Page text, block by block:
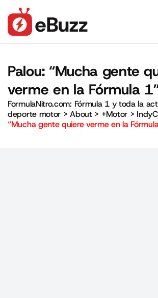
Palou: “Mucha gente
verme en la Fórmula
FormulaNitro.com: Fórmula 1 y toda la
deporte motor >About> +Motor >
“Mucha gente quiere verme en la